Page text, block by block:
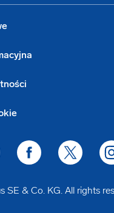
SE & Co. KG. All rights